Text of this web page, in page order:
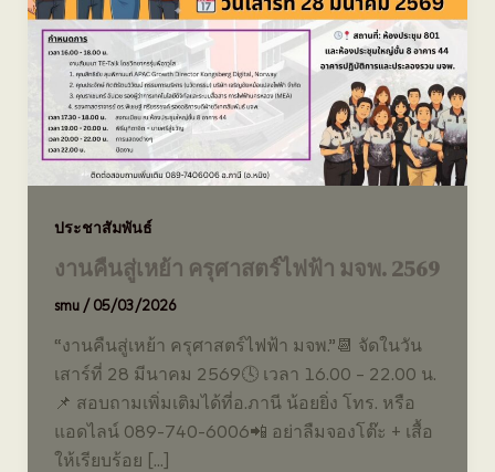
ประชาสัมพันธ์
งานคืนสู่เหย้า ครุศาสตร์ไฟฟ้า มจพ. 2569
smu /05/03/2026
“งานคืนสู่เหย้า ครุศาสตร์ไฟฟ้า มจพ.”📆 จัดในวัน
เสาร์ที่ 28 มีนาคม 2569🕓 เวลา 16.00 – 22.00 น.
📌 สอบถามเพิ่มเติมได้ที่อ.ภานี น้อยยิ่ง โทร. หรือ
แอดไลน์ 089-740-6006📲 อย่าลืมจองโต๊ะ + เสื้อ
ให้เรียบร้อย […]